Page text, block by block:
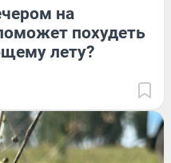
на
похудеть
лету?